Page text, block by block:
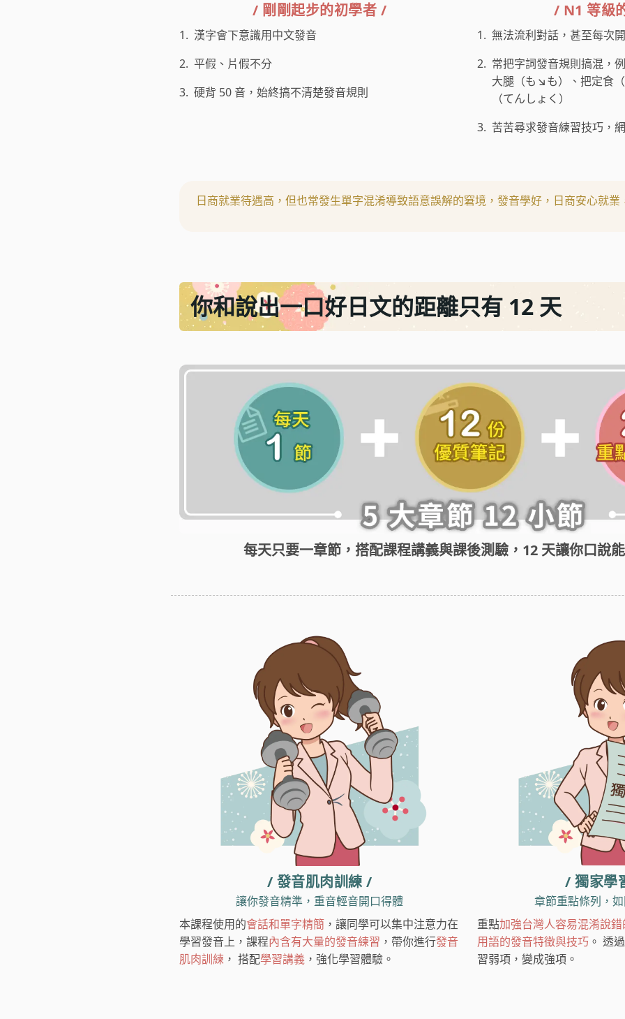
/ 剛剛起步的初學者 /
1. 漢字會下意識用中文發音
2. 平假、片假不分
3. 硬背 50 音，始終搞不清楚發音規則
/ N1 等級
1. 無法流利對話，甚至每次
2. 常把字詞發音規則搞混，
大腿（も↘︎も）、把定食
（てんしょく）
3. 苦苦尋求發音練習技巧，
日商就業待遇高，但也常發生單字混淆導致語意誤解的窘境，發音學好，日商安心就業
你和說出一口好日文的距離只有 12 天
每天只要一章節，搭配課程講義與課後測驗，12 天讓你口說
/ 發音肌肉訓練 /
讓你發音精準，重音輕音開口得體
本課程使用的會話和單字精簡，讓同學可以集中注意力在
學習發音上，課程內含有大量的發音練習 ，帶你進行發音
肌肉訓練， 搭配學習講義，強化學習體驗。
/ 獨家學
章節重點條列，
重點加強台灣人容易混淆說
用語的發音特徵與技巧 。 透過
習弱項，變成強項。